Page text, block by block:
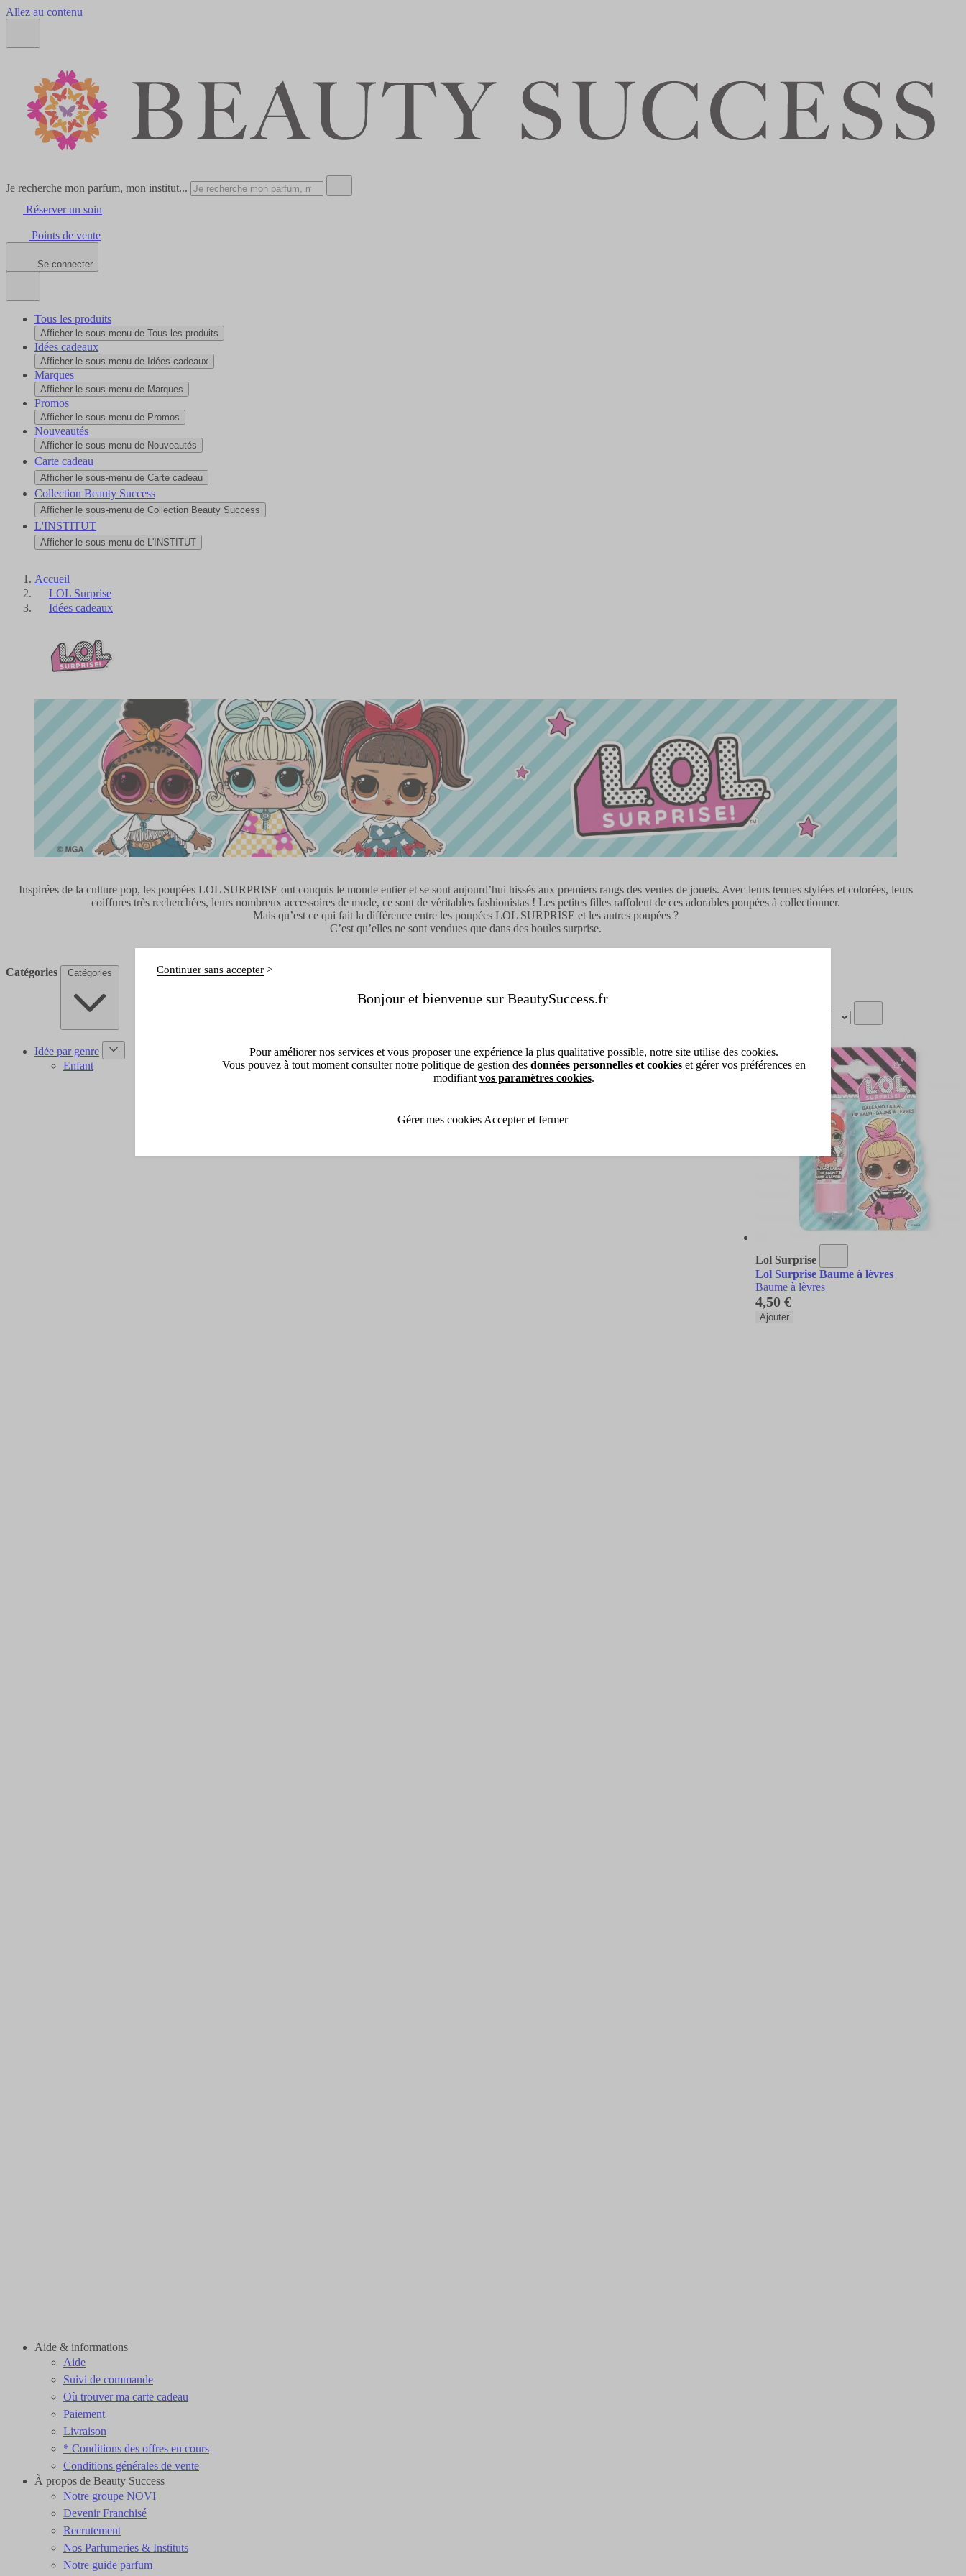
Allez au contenu
Je recherche mon parfum, mon institut...
Réserver un soin
Points de vente
Se connecter
Tous les produits
Afficher le sous-menu de Tous les produits
Idées cadeaux
Afficher le sous-menu de Idées cadeaux
Marques
Afficher le sous-menu de Marques
Promos
Afficher le sous-menu de Promos
Nouveautés
Afficher le sous-menu de Nouveautés
Carte cadeau
Afficher le sous-menu de Carte cadeau
Collection Beauty Success
Afficher le sous-menu de Collection Beauty Success
L'INSTITUT
Afficher le sous-menu de L'INSTITUT
Accueil
LOL Surprise
Idées cadeaux
Inspirées de la culture pop, les poupées LOL SURPRISE ont conquis le monde entier et se sont aujourd’hui hissés aux premiers rangs des ventes de jouets. Avec leurs tenues stylées et colorées, leurs
coiffures très recherchées, leurs nombreux accessoires de mode, ce sont de véritables fashionistas ! Les petites filles raffolent de ces adorables poupées à collectionner.
Mais qu’est ce qui fait la différence entre les poupées LOL SURPRISE et les autres poupées ?
C’est qu’elles ne sont vendues que dans des boules surprise.
Catégories
Catégories
Idée par genre
Enfant
Lol Surprise
Lol Surprise Baume à lèvres
Baume à lèvres
4,50 €
Ajouter
Aide & informations
Aide
Suivi de commande
Où trouver ma carte cadeau
Paiement
Livraison
* Conditions des offres en cours
Conditions générales de vente
À propos de Beauty Success
Notre groupe NOVI
Devenir Franchisé
Recrutement
Nos Parfumeries & Instituts
Notre guide parfum
Bonjour et bienvenue sur BeautySuccess.fr
Continuer sans accepter
Pour améliorer nos services et vous proposer une expérience la plus qualitative possible, notre site utilise des cookies.
Vous pouvez à tout moment consulter notre politique de gestion des données personnelles et cookieset gérer vos préférences en
modifiant vos paramètres cookies.
Gérer mes cookies Accepter et fermer